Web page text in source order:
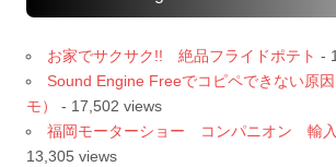
お家でサクサク!! 絶品フライドポテト -
Sound Engine Freeでコピペできない原
モ）
- 17,502 views
福岡モーターショー コンパニオン 輸
13,305 views